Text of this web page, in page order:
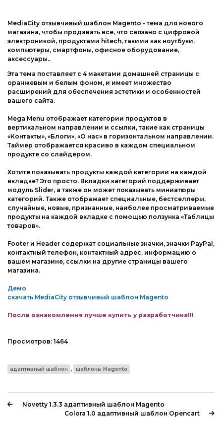
Другие шаблоны
MediaCity отзывчивый шаблон Magento - тема для нового
магазина, чтобы продавать все, что связано с цифровой
электроникой, продуктами hitech, такими как ноутбуки,
компьютеры, смартфоны, офисное оборудование,
аксессуары..
Эта тема поставляет с 4 макетами домашней страницы с
оранжевым и белым фоном, и имеет множество
расширений для обеспечения эстетики и особенностей
вашего сайта.
Mega Menu отображает категории продуктов в
вертикальном направлении и ссылки, такие как страницы
«Контакты», «Блоги», «О нас» в горизонтальном направлении.
Таймер отображается красиво в каждом специальном
продукте со слайдером.
Хотите показывать продукты каждой категории на каждой
вкладке? Это просто. Вкладки категорий поддерживает
модуль Slider, а также он может показывать миниатюры
категорий. Также отображает специальные, бестселлеры,
случайные, новые, признанные, наиболее просматриваемые
продукты на каждой вкладке с помощью ползунка «Таблицы
товаров».
Footer и Header содержат социальные значки, значки PayPal,
контактный телефон, контактный адрес, информацию о
вашем магазине, ссылки на другие страницы вашего
магазина.
Демо
скачать MediaCity отзывчивый шаблон Magento
После ознакомления лучше купить у разработчика!!!
Просмотров: 1464
адаптивный шаблон , шаблоны Magento
Novetty 1.3.3 адаптивный шаблон Magento
Colora 1.0 адаптивный шаблон Opencart